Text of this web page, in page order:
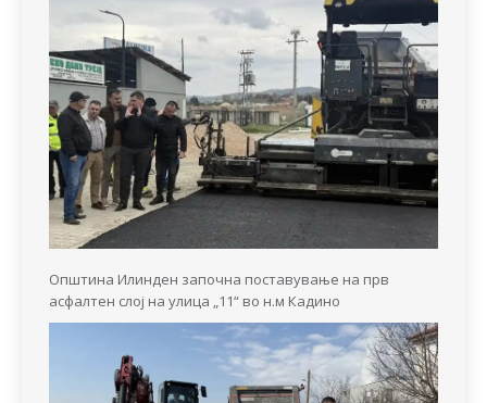
Општина Илинден започна поставување на прв
асфалтен слој на улица „11“ во н.м Кадино